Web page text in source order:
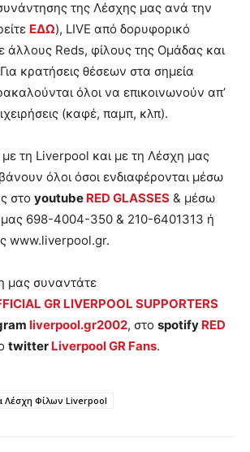
της Λέσχης μας ανά την
ΕΔΩ), LIVE από δορυφορικό
άλλους Reds, φίλους της Ομάδας και
κρατήσεις θέσεων στα σημεία
όλοι να επικοινωνούν απ’
(καφέ, παμπ, κλπ).
με τη Liverpool και με τη Λέσχη μας
όλοι όσοι ενδιαφέρονται μέσω
στο youtube RED GLASSES & μέσω
698-4004-350 & 210-6401313 ή
www.liverpool.gr.
μας συναντάτε
GR LIVERPOOL SUPPORTERS
liverpool.gr2002, στο spotify RED
twitter Liverpool GR Fans.
Λέσχη Φίλων Liverpool